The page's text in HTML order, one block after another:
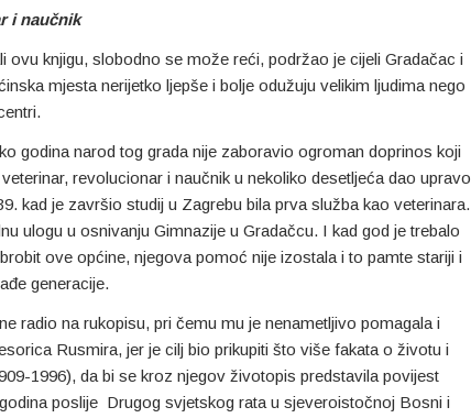
i naučnik
ovu knjigu, slobodno se može reći, podržao je cijeli Gradačac i
mjesta nerijetko ljepše i bolje odužuju velikim ljudima nego
godina narod tog grada nije zaboravio ogroman doprinos koji
revolucionar i naučnik u nekoliko desetljeća dao upravo
kad je završio studij u Zagrebu bila prva služba kao veterinara.
ulogu u osnivanju Gimnazije u Gradačcu. I kad god je trebalo
ove općine, njegova pomoć nije izostala i to pamte stariji i
generacije.
radio na rukopisu, pri čemu mu je nenametljivo pomagala i
Rusmira, jer je cilj bio prikupiti što više fakata o životu i
1996), da bi se kroz njegov životopis predstavila povijest
poslije Drugog svjetskog rata u sjeveroistočnoj Bosni i